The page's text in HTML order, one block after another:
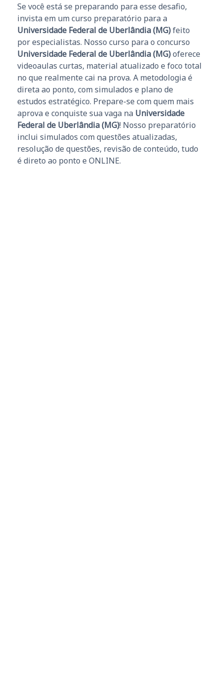
Se você está se preparando para esse desafio,
invista em um curso preparatório para a
Universidade Federal de Uberlândia (MG)feito
por especialistas. Nosso curso para o concurso
Universidade Federal de Uberlândia (MG)oferece
videoaulas curtas, material atualizado e foco total
no que realmente cai na prova. A metodologia é
direta ao ponto, com simulados e plano de
estudos estratégico. Prepare-se com quem mais
aprova e conquiste sua vaga na Universidade
Federal de Uberlândia (MG)! Nosso preparatório
inclui simulados com questões atualizadas,
resolução de questões, revisão de conteúdo, tudo
é direto ao ponto e ONLINE.